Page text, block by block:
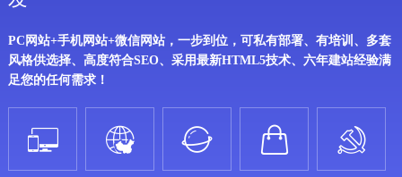
PC网站+手机网站+微信网站，一步到位，可私有部署、有培训、多套
风格供选择、高度符合SEO、采用最新HTML5技术、六年建站经验满
足您的任何需求！
    